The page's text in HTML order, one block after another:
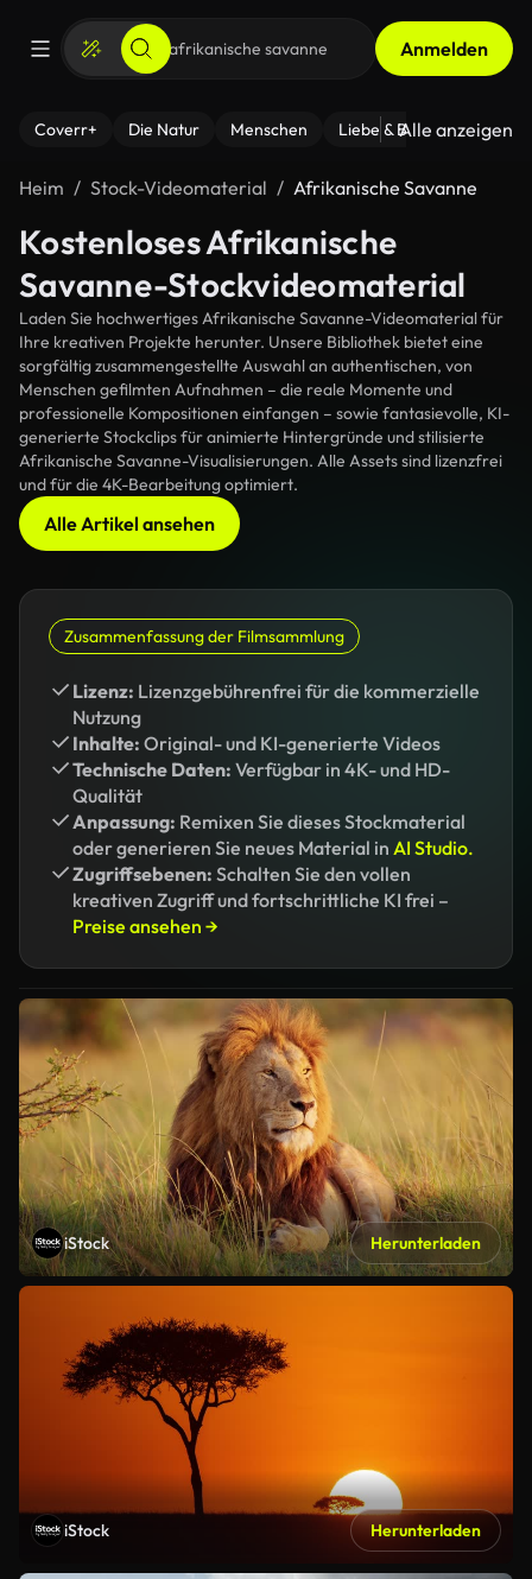
Anmelden
Coverr+ Die Natur Menschen Liebe & Beziehungen
Alle anzeigen
Heim Stock-Videomaterial Afrikanische Savanne
Kostenloses Afrikanische
Savanne-Stockvideomaterial
Laden Sie hochwertiges Afrikanische Savanne-Videomaterial für
Ihre kreativen Projekte herunter. Unsere Bibliothek bietet eine
sorgfältig zusammengestellte Auswahl an authentischen, von
Menschen gefilmten Aufnahmen – die reale Momente und
professionelle Kompositionen einfangen – sowie fantasievolle, KI-
generierte Stockclips für animierte Hintergründe und stilisierte
Afrikanische Savanne-Visualisierungen. Alle Assets sind lizenzfrei
und für die 4K-Bearbeitung optimiert.
Alle Artikel ansehen
Zusammenfassung der Filmsammlung
Lizenz: Lizenzgebührenfrei für die kommerzielle
Nutzung
Inhalte: Original- und KI-generierte Videos
Technische Daten: Verfügbar in 4K- und HD-
Qualität
Anpassung: Remixen Sie dieses Stockmaterial
oder generieren Sie neues Material in AI Studio.
Zugriffsebenen: Schalten Sie den vollen
kreativen Zugriff und fortschrittliche KI frei –
Preise ansehen →
iStock Herunterladen
iStock Herunterladen